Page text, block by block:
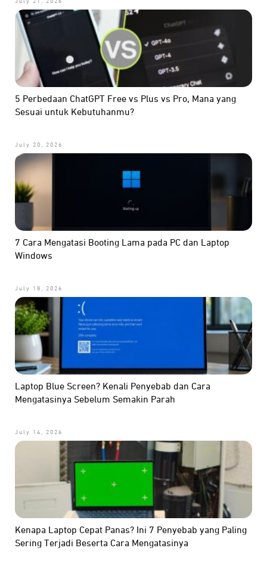
July 21, 2026
5 Perbedaan ChatGPT Free vs Plus vs Pro, Mana yang
Sesuai untuk Kebutuhanmu?
July 20, 2026
7 Cara Mengatasi Booting Lama pada PC dan Laptop
Windows
July 18, 2026
Laptop Blue Screen? Kenali Penyebab dan Cara
Mengatasinya Sebelum Semakin Parah
July 14, 2026
Kenapa Laptop Cepat Panas? Ini 7 Penyebab yang Paling
Sering Terjadi Beserta Cara Mengatasinya